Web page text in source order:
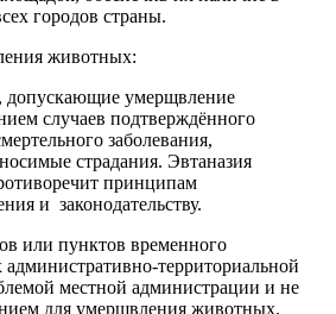
городов страны.
животных:
умерщвление
случаев подтверждённого
заболевания,
страдания. Эвтаназия
принципам
и законодательству.
или пунктов временного
административно-территориальной
местной администрации и не
для умерщвления животных.